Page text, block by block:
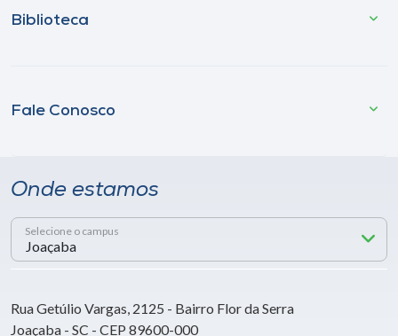
Biblioteca
Fale Conosco
Onde estamos
Selecione o campus
Rua Getúlio Vargas, 2125 - Bairro Flor da Serra
Joaçaba - SC - CEP 89600-000